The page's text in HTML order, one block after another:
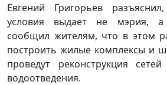
Евгений Григорьев
условия выдает не мэрия, а
сообщил жителям, что в этом
построить жилые комплексы и
проведут реконструкция
водоотведения.